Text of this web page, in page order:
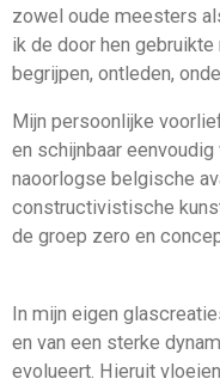
zowel oude meesters
ik de door hen
begrijpen, ontleden,
Mijn persoonlijke
en schijnbaar
naoorlogse belgische
constructivistische
de groep zero en
In mijn eigen
en van een sterke
evolueert. Hieruit